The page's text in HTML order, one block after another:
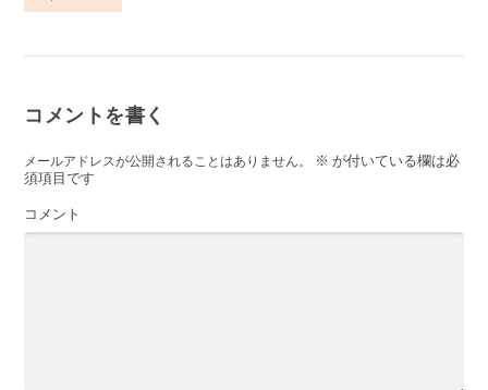
コメントを書く
メールアドレスが公開されることはありません。 ※ が付いている欄は必
須項目です
コメント